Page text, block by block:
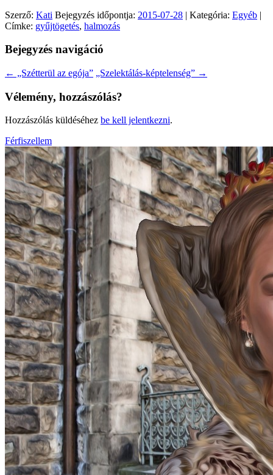
Szerző: Kati Bejegyzés időpontja: 2015-07-28 | Kategória: Egyéb |
Címke: gyűjtögetés, halmozás
Bejegyzés navigáció
← „Szétterül az egója” „Szelektálás-képtelenség” →
Vélemény, hozzászólás?
Hozzászólás küldéséhez be kell jelentkezni.
Férfiszellem